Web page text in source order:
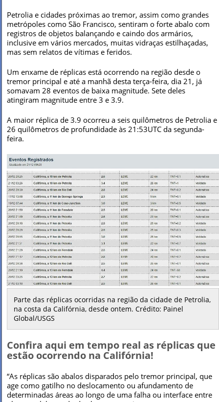
Petrolia e cidades próximas ao tremor, assim como grandes
metrópoles como São Francisco, sentiram o forte abalo com
registros de objetos balançando e caindo dos armários,
inclusive em vários mercados, muitas vidraças estilhaçadas,
mas sem relatos de vítimas e feridos.
Um enxame de réplicas está ocorrendo na região desde o
tremor principal e até a manhã desta terça-feira, dia 21, já
somavam 28 eventos de baixa magnitude. Sete deles
atingiram magnitude entre 3 e 3.9.
A maior réplica de 3.9 ocorreu a seis quilômetros de Petrolia e
26 quilômetros de profundidade às 21:53UTC da segunda-
feira.
Parte das réplicas ocorridas na região da cidade de Petrolia,
na costa da Califórnia, desde ontem. Crédito: Painel
Global/USGS
Confira aqui em tempo real as réplicas que
estão ocorrendo na Califórnia!
“As réplicas são abalos disparados pelo tremor principal, que
age como gatilho no deslocamento ou afundamento de
determinadas áreas ao longo de uma falha ou interface entre